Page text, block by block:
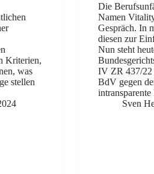
Kriterien,
was
stellen
Die
Namen
Gespräch. In
diesen zur
Nun steht
IV ZR 437/22
BdV gegen
intransparente
Sven